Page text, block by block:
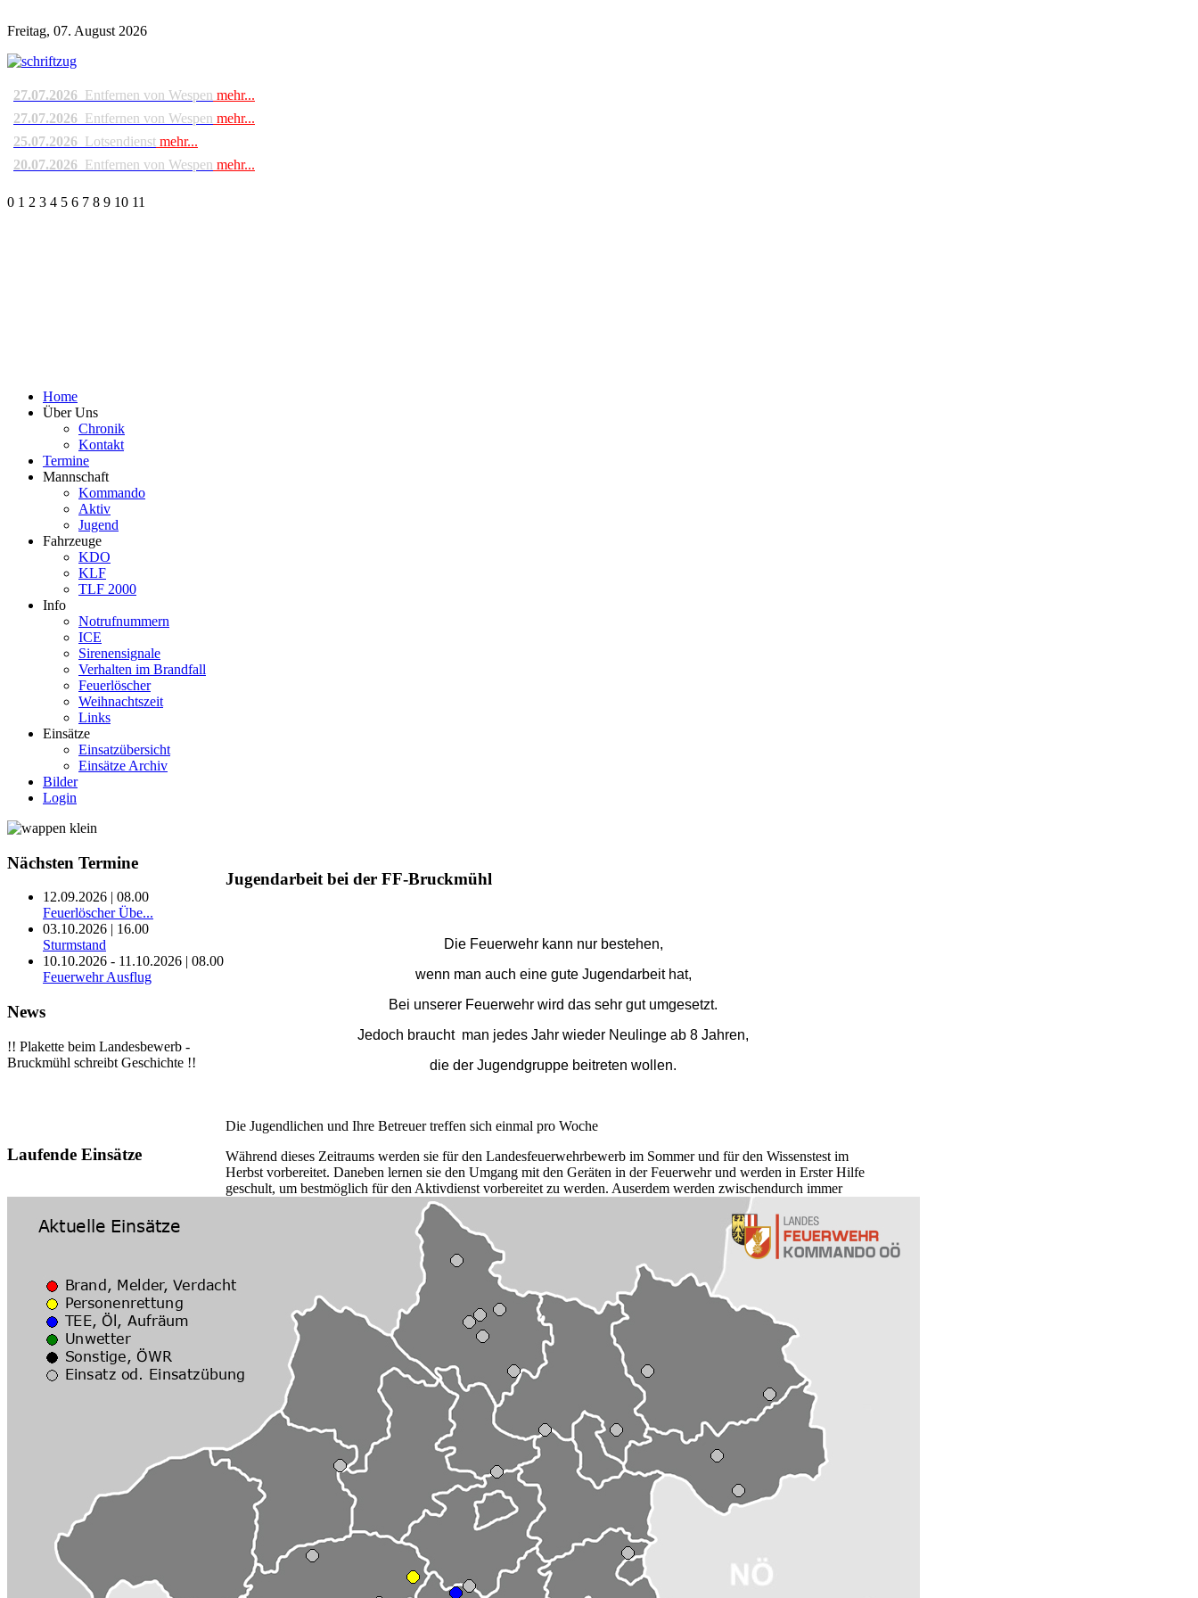
Freitag, 07. August 2026
27.07.2026 Entfernen von Wespen mehr...
27.07.2026 Entfernen von Wespen mehr...
25.07.2026 Lotsendienst mehr...
20.07.2026 Entfernen von Wespen mehr...
0 1 2 3 4 5 6 7 8 9 10 11
Home
Über Uns
Chronik
Kontakt
Termine
Mannschaft
Kommando
Aktiv
Jugend
Fahrzeuge
KDO
KLF
TLF 2000
Info
Notrufnummern
ICE
Sirenensignale
Verhalten im Brandfall
Feuerlöscher
Weihnachtszeit
Links
Einsätze
Einsatzübersicht
Einsätze Archiv
Bilder
Login
Jugendarbeit bei der FF-Bruckmühl
Die Feuerwehr kann nur bestehen,
wenn man auch eine gute Jugendarbeit hat,
Bei unserer Feuerwehr wird das sehr gut umgesetzt.
Jedoch braucht man jedes Jahr wieder Neulinge ab 8 Jahren,
die der Jugendgruppe beitreten wollen.
Die Jugendlichen und Ihre Betreuer treffen sich einmal pro Woche
Während dieses Zeitraums werden sie für den Landesfeuerwehrbewerb im Sommer und für den Wissenstest im
Herbst vorbereitet. Daneben lernen sie den Umgang mit den Geräten in der Feuerwehr und werden in Erster Hilfe
geschult, um bestmöglich für den Aktivdienst vorbereitet zu werden. Auserdem werden zwischendurch immer
wieder Interessante Übungen mit den "Aktiven" durchgeführt, wo die Jugendlichen auch die Möglichkeit haben, mit
Aber auch Spaß darf natürlich nicht zu kurz kommen und deshalb werden immer wieder Ausflüge und sportliche
Bewerbe von Mai bis Juli
Wissenstest und Erprobung im Oktober und November
Mitarbeit beim Frühschoppen
Sportliche Aktivitäten
Ausflüge
Weihnachtsfeier und Jahreshauptversammlung
Nächsten Termine
12.09.2026 | 08.00
Feuerlöscher Übe...
03.10.2026 | 16.00
Sturmstand
10.10.2026 - 11.10.2026 | 08.00
Feuerwehr Ausflug
News
!! Plakette beim Landesbewerb -
Bruckmühl schreibt Geschichte !!
Laufende Einsätze